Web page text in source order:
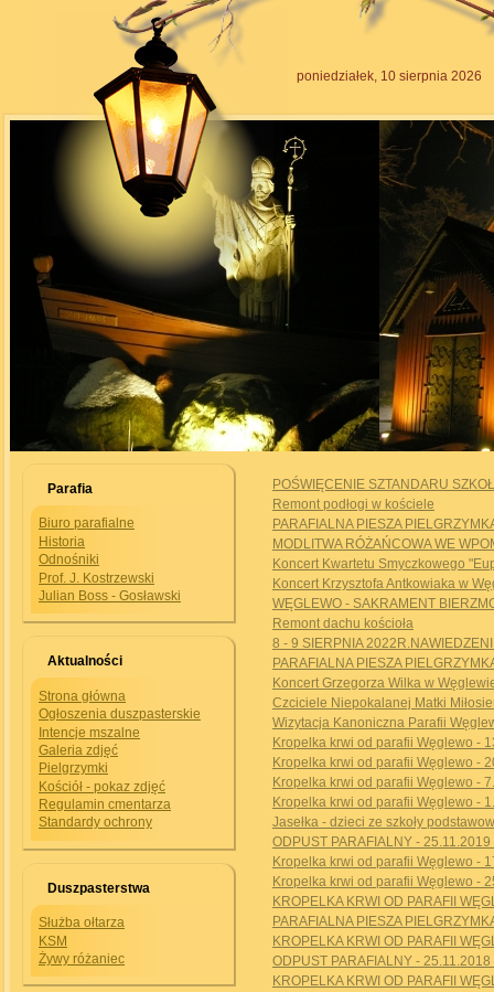
poniedziałek, 10 sierpnia 2026
Parafia
Biuro parafialne
Historia
Odnośniki
Prof. J. Kostrzewski
Julian Boss - Gosławski
Aktualności
Strona główna
Ogłoszenia duszpasterskie
Intencje mszalne
Galeria zdjęć
Pielgrzymki
Kościół - pokaz zdjęć
Regulamin cmentarza
Standardy ochrony
Duszpasterstwa
Służba ołtarza
KSM
Żywy różaniec
POŚWIĘCENIE SZTANDARU
Remont podłogi w kościele
PARAFIALNA PIESZA
MODLITWA RÓŻAŃCOWA WE
Koncert Kwartetu Smyczkowego
Koncert Krzysztofa Antkowiaka w
WĘGLEWO - SAKRAMENT
Remont dachu kościoła
8 - 9 SIERPNIA
PARAFIALNA PIESZA
Koncert Grzegorza Wilka w
Czciciele Niepokalanej Matki
Wizytacja Kanoniczna Parafii
Kropelka krwi od parafii Węglewo -
Kropelka krwi od parafii Węglewo -
Kropelka krwi od parafii Węglewo -
Kropelka krwi od parafii Węglewo -
Jasełka - dzieci ze szkoły
ODPUST PARAFIALNY - 25.11.2019
Kropelka krwi od parafii Węglewo -
Kropelka krwi od parafii Węglewo -
KROPELKA KRWI OD PARAFII
PARAFIALNA PIESZA
KROPELKA KRWI OD PARAFII
ODPUST PARAFIALNY - 25.11.2018
KROPELKA KRWI OD PARAFII